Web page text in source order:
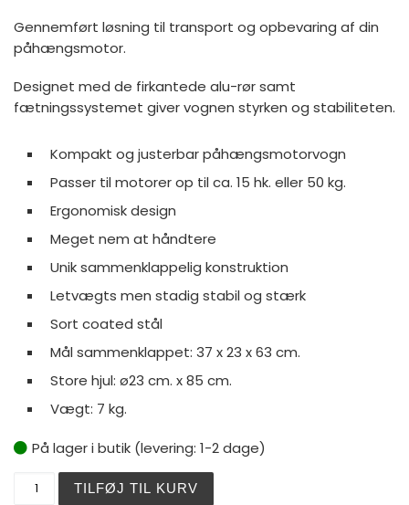
Gennemført løsning til transport og opbevaring af din
påhængsmotor.
Designet med de firkantede alu-rør samt
fætningssystemet giver vognen styrken og stabiliteten.
Kompakt og justerbar påhængsmotorvogn
Passer til motorer op til ca. 15 hk. eller 50 kg.
Ergonomisk design
Meget nem at håndtere
Unik sammenklappelig konstruktion
Letvægts men stadig stabil og stærk
Sort coated stål
Mål sammenklappet: 37 x 23 x 63 cm.
Store hjul: ø23 cm. x 85 cm.
Vægt: 7 kg.
På lager i butik (levering: 1-2 dage)
TILFØJ TIL KURV